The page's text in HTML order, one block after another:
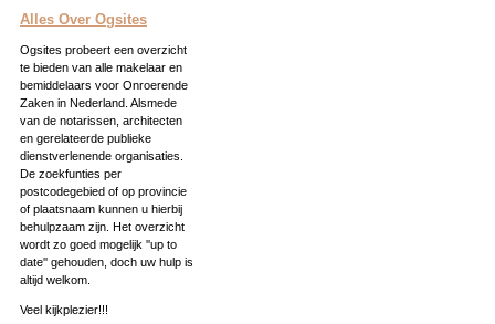
Alles Over Ogsites
Ogsites probeert een overzicht
te bieden van alle makelaar en
bemiddelaars voor Onroerende
Zaken in Nederland. Alsmede
van de notarissen, architecten
en gerelateerde publieke
dienstverlenende organisaties.
De zoekfunties per
postcodegebied of op provincie
of plaatsnaam kunnen u hierbij
behulpzaam zijn. Het overzicht
wordt zo goed mogelijk ''up to
date'' gehouden, doch uw hulp is
altijd welkom.
Veel kijkplezier!!!